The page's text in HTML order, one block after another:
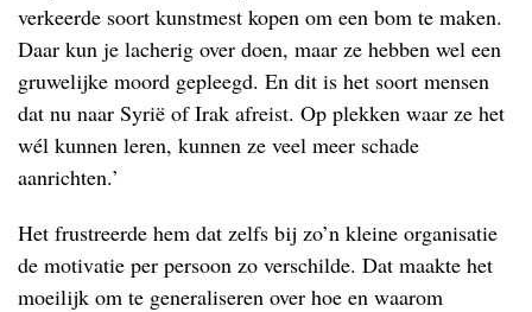
verkeerde soort kunstmest kopen om een bom te maken.
Daar kun je lacherig over doen, maar ze hebben wel een
gruwelijke moord gepleegd. En dit is het soort mensen
dat nu naar Syrië of Irak afreist. Op plekken waar ze het
wél kunnen leren, kunnen ze veel meer schade
aanrichten.’
Het frustreerde hem dat zelfs bij zo’n kleine organisatie
de motivatie per persoon zo verschilde. Dat maakte het
moeilijk om te generaliseren over hoe en waarom